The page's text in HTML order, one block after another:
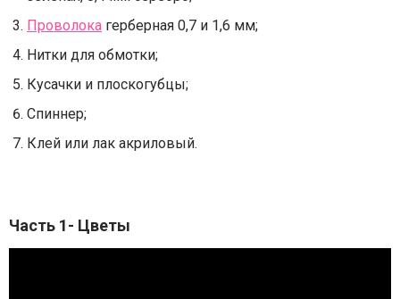
Проволока герберная 0,7 и 1,6 мм;
Нитки для обмотки;
Кусачки и плоскогубцы;
Спиннер;
Клей или лак акриловый.
Часть 1- Цветы